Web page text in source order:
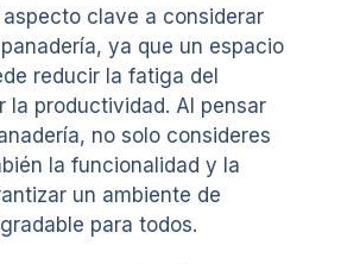
clave a considerar
ya que un espacio
reducir la fatiga del
la productividad. Al pensar
no solo consideres
la funcionalidad y la
un ambiente de
para todos.